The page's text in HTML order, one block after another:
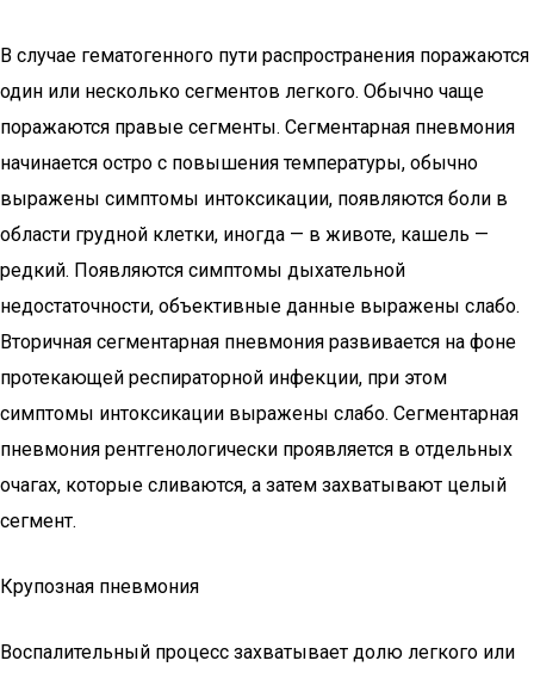
В случае гематогенного пути распространения поражаются
один или несколько сегментов легкого. Обычно чаще
поражаются правые сегменты. Сегментарная пневмония
начинается остро с повышения температуры, обычно
выражены симптомы интоксикации, появляются боли в
области грудной клетки, иногда — в животе, кашель —
редкий. Появляются симптомы дыхательной
недостаточности, объективные данные выражены слабо.
Вторичная сегментарная пневмония развивается на фоне
протекающей респираторной инфекции, при этом
симптомы интоксикации выражены слабо. Сегментарная
пневмония рентгенологически проявляется в отдельных
очагах, которые сливаются, а затем захватывают целый
сегмент.
Крупозная пневмония
Воспалительный процесс захватывает долю легкого или